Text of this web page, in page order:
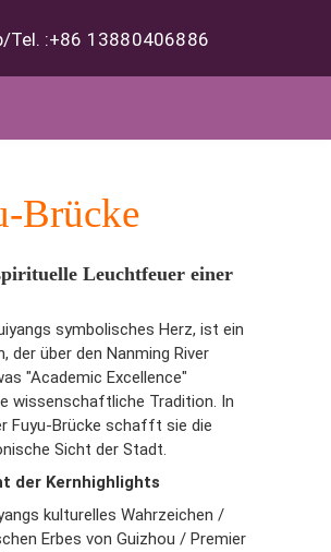
Tel. :+86 13880406886
Brücke
Leuchtfeuer einer
symbolisches Herz, ist ein
der über den Nanming River
"Academic Excellence"
wissenschaftliche Tradition. In
Fuyu-Brücke schafft sie die
Sicht der Stadt.
der Kernhighlights
kulturelles Wahrzeichen /
Erbes von Guizhou / Premier